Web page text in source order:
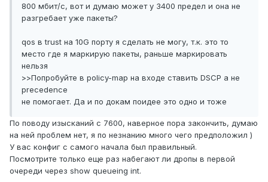
800 мбит/c, вот и думаю может у 3400 предел и она не
разгребает уже пакеты?
qos в trust на 10G порту я сделать не могу, т.к. это то
место где я маркирую пакеты, раньше маркировать
нельзя
>>Попробуйте в policy-map на входе ставить DSCP а не
precedence
не помогает. Да и по докам поидее это одно и тоже
По поводу изысканий с 7600, наверное пора закончить, думаю
на ней проблем нет, я по незнанию много чего предположил )
У вас конфиг с самого начала был правильный.
Посмотрите только еще раз набегают ли дропы в первой
очереди через show queueing int.